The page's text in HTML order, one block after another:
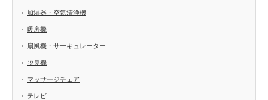
加湿器・空気清浄機
暖房機
扇風機・サーキュレーター
脱臭機
マッサージチェア
テレビ